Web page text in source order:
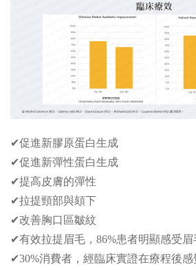
✔促進新膠原蛋白生成
✔促進新彈性蛋白生成
✔提高皮膚的彈性
✔拉提頸部與頦下
✔改善胸口區皺紋
✔有效拉提眉毛，86%患者明顯感受
✔30%消費者，經臨床實證在療程後感